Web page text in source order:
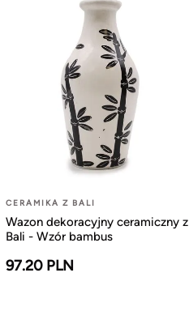
CERAMIKA Z BALI
Wazon dekoracyjny ceramiczny z
Bali - Wzór bambus
97.20 PLN